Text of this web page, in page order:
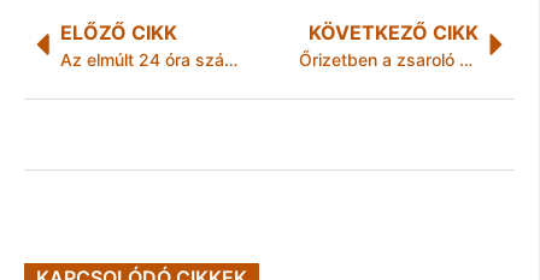
ELŐZŐ CIKK
Az elmúlt 24 óra számokban
KÖVETKEZŐ CIKK
Őrizetben a zsaroló család – videóval